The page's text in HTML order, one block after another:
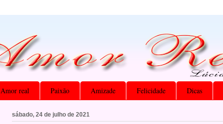
Amor real Paixão Amizade Felicidade Dicas
sábado, 24 de julho de 2021